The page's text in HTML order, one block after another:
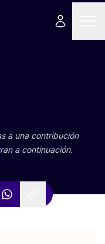
a una con­tri­bu­ción
a continuación.